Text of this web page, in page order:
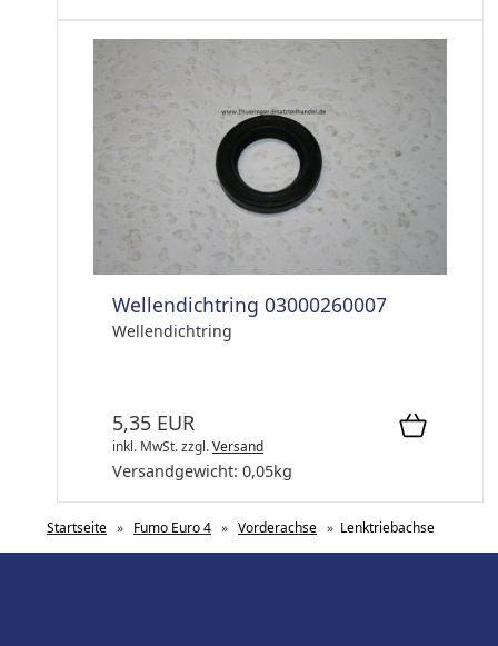
Wellendichtring 03000260007
Wellendichtring
5,35 EUR
inkl. MwSt.zzgl.Versand
Versandgewicht: 0,05kg
Startseite » Fumo Euro 4 » Vorderachse » Lenktriebachse